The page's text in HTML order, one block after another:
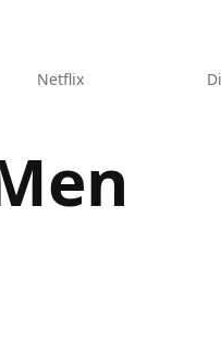
Netflix